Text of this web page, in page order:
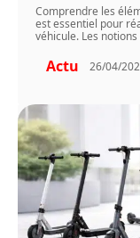
Comprendre les
est essentiel pour
véhicule. Les
Actu 26/04/